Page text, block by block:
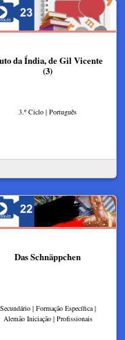
da Índia, de Gil Vicente
(3)
3.º Ciclo | Português
Das Schnäppchen
Secundário | Formação Específica |
Alemão Iniciação | Profissionais